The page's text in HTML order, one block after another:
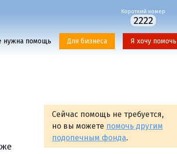
Короткий номер
2222
нужна помощь Для бизнеса Я хочу помочь
Сейчас помощь не требуется,
но вы можете помочь другим
подопечным фонда.